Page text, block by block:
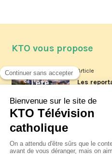
KTO vous propose
Article
Les
Article
La visite
jeudi 6 août